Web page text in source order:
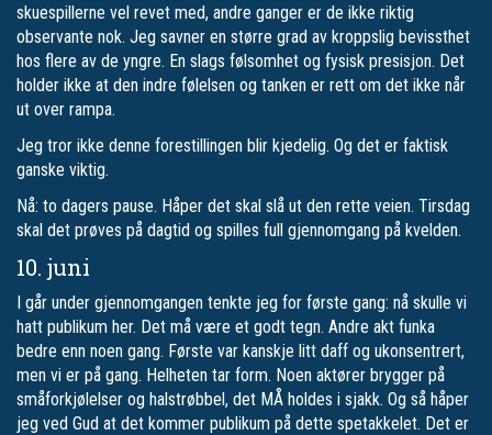
skuespillerne vel revet med, andre ganger er de ikke riktig
observante nok. Jeg savner en større grad av kroppslig bevissthet
hos flere av de yngre. En slags følsomhet og fysisk presisjon. Det
holder ikke at den indre følelsen og tanken er rett om det ikke når
ut over rampa.
Jeg tror ikke denne forestillingen blir kjedelig. Og det er faktisk
ganske viktig.
Nå: to dagers pause. Håper det skal slå ut den rette veien. Tirsdag
skal det prøves på dagtid og spilles full gjennomgang på kvelden.
10. juni
I går under gjennomgangen tenkte jeg for første gang: nå skulle vi
hatt publikum her. Det må være et godt tegn. Andre akt funka
bedre enn noen gang. Første var kanskje litt daff og ukonsentrert,
men vi er på gang. Helheten tar form. Noen aktører brygger på
småforkjølelser og halstrøbbel, det MÅ holdes i sjakk. Og så håper
jeg ved Gud at det kommer publikum på dette spetakkelet. Det er